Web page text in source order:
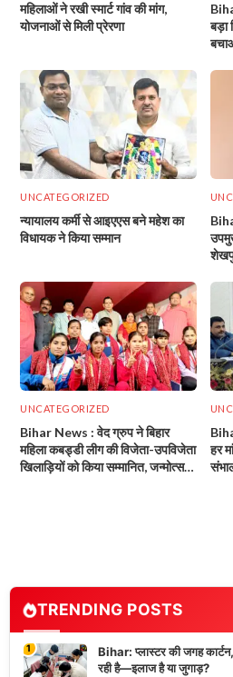
महिलाओं ने रखी स्मार्ट गांव की मांग,
योजनाओं से मिली प्रेरणा
बड़ा
UNCATEGORIZED
न्यायालय कर्मी से आइएएस बने महेश का
विधायक ने किया सम्मान
UNCATEGORIZED
Bihar News : वेद ग्रुप ने बिहार
महिला कबड्डी लीग की विजेता-उपविजेता
खिलाड़ियों को किया सम्मानित, जन्मोत्सव
हर
TRENDING POSTS
1
Bihar: प्लास्टर की जगह
रही है—इलाज है या जुगाड़?